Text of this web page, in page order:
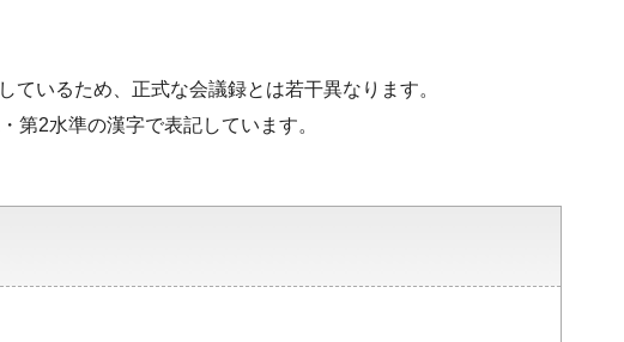
ているため、正式な会議録とは若干異なります。
第2水準の漢字で表記しています。